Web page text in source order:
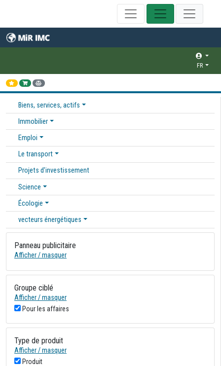
FR
Biens, services, actifs
Immobilier
Emploi
Le transport
Projets d'investissement
Science
Écologie
vecteurs énergétiques
Panneau publicitaire
Afficher / masquer
Groupe ciblé
Afficher / masquer
Pour les affaires
Type de produit
Afficher / masquer
Produit